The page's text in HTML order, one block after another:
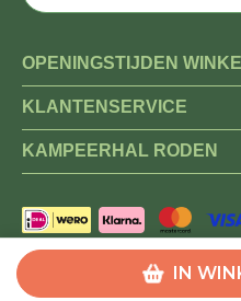
IN
OPENINGSTIJDEN
KLANTENSERVICE
KAMPEERHAL RODEN